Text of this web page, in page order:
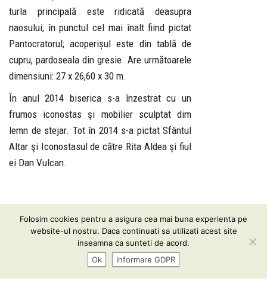
turla principală este ridicată deasupra
naosului, în punctul cel mai înalt fiind pictat
Pantocratorul; acoperișul este din tablă de
cupru, pardoseala din gresie. Are următoarele
dimensiuni: 27 x 26,60 x 30 m.
În anul 2014 biserica s-a înzestrat cu un
frumos iconostas şi mobilier sculptat dim
lemn de stejar. Tot în 2014 s-a pictat Sfântul
Altar şi Iconostasul de către Rita Aldea şi fiul
ei Dan Vulcan.
Informare GDPR| Conținutul acestui website vă este pus
la dispoziţie sub termeniiCC BY-SA 3.0
Folosim cookies pentru a asigura cea mai buna experienta pe
website-ul nostru. Daca continuati sa utilizati acest site
inseamna ca sunteti de acord.
Ok
Informare GDPR